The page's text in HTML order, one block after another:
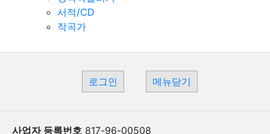
서적/CD
작곡가
로그인 메뉴닫기
사업자 등록번호 817-96-00508